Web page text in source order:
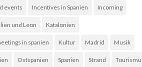
events Incentives in Spanien Incoming
und Leon Katalonien
in spanien Kultur Madrid Musik
Ostspanien Spanien Strand